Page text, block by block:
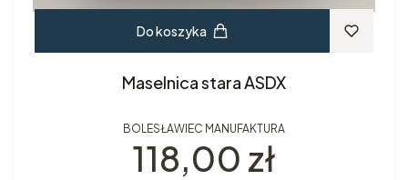
Do koszyka
Maselnica stara ASDX
BOLESŁAWIEC MANUFAKTURA
Cena
118,00 zł